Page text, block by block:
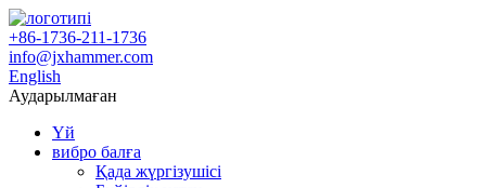
+86-1736-211-1736
info@jxhammer.com
English
Аударылмаған
Үй
вибро балға
Қада жүргізушісі